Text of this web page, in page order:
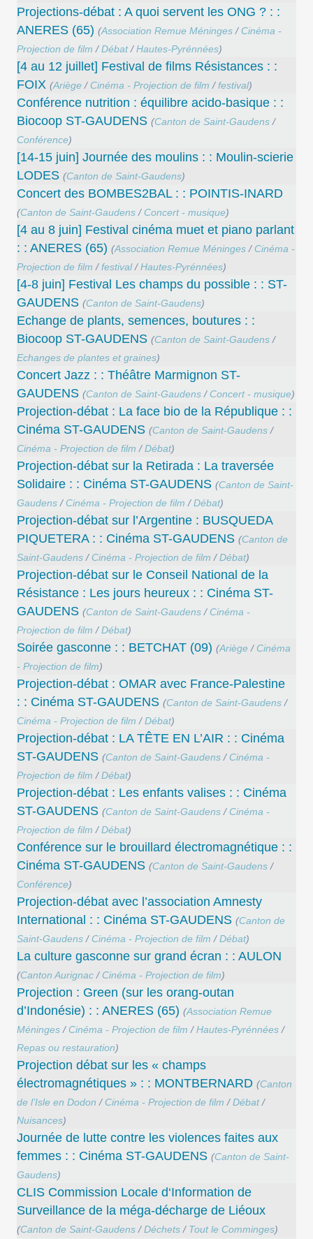
Projections-débat : A quoi servent les ONG ? : :
ANERES (65) (Association Remue Méninges/ Cinéma -
Projection de film /Débat/Hautes-Pyrénnées)
[4 au 12 juillet] Festival de films Résistances : :
FOIX (Ariège/ Cinéma - Projection de film /festival)
Conférence nutrition : équilibre acido-basique : :
Biocoop ST-GAUDENS (Canton de Saint-Gaudens/
Conférence)
[14-15 juin] Journée des moulins : : Moulin-scierie
LODES (Canton de Saint-Gaudens)
Concert des BOMBES2BAL : : POINTIS-INARD
(Canton de Saint-Gaudens/ Concert - musique)
[4 au 8 juin] Festival cinéma muet et piano parlant
: : ANERES (65) (Association Remue Méninges/ Cinéma -
Projection de film /festival/Hautes-Pyrénnées)
[4-8 juin] Festival Les champs du possible : : ST-
GAUDENS (Canton de Saint-Gaudens)
Echange de plants, semences, boutures : :
Biocoop ST-GAUDENS (Canton de Saint-Gaudens/
Echanges de plantes et graines)
Concert Jazz : : Théâtre Marmignon ST-
GAUDENS (Canton de Saint-Gaudens/ Concert - musique)
Projection-débat : La face bio de la République : :
Cinéma ST-GAUDENS (Canton de Saint-Gaudens/
Cinéma - Projection de film /Débat)
Projection-débat sur la Retirada : La traversée
Solidaire : : Cinéma ST-GAUDENS (Canton de Saint-
Gaudens/ Cinéma - Projection de film /Débat)
Projection-débat sur l’Argentine : BUSQUEDA
PIQUETERA : : Cinéma ST-GAUDENS (Canton de
Saint-Gaudens/ Cinéma - Projection de film /Débat)
Projection-débat sur le Conseil National de la
Résistance : Les jours heureux : : Cinéma ST-
GAUDENS (Canton de Saint-Gaudens/ Cinéma -
Projection de film /Débat)
Soirée gasconne : : BETCHAT (09) (Ariège/ Cinéma
- Projection de film)
Projection-débat : OMAR avec France-Palestine
: : Cinéma ST-GAUDENS (Canton de Saint-Gaudens/
Cinéma - Projection de film /Débat)
Projection-débat : LA TÊTE EN L’AIR : : Cinéma
ST-GAUDENS (Canton de Saint-Gaudens/ Cinéma -
Projection de film /Débat)
Projection-débat : Les enfants valises : : Cinéma
ST-GAUDENS (Canton de Saint-Gaudens/ Cinéma -
Projection de film /Débat)
Conférence sur le brouillard électromagnétique : :
Cinéma ST-GAUDENS (Canton de Saint-Gaudens/
Conférence)
Projection-débat avec l’association Amnesty
International : : Cinéma ST-GAUDENS (Canton de
Saint-Gaudens/ Cinéma - Projection de film /Débat)
La culture gasconne sur grand écran : : AULON
(Canton Aurignac/ Cinéma - Projection de film)
Projection : Green (sur les orang-outan
d’Indonésie) : : ANERES (65) (Association Remue
Méninges/ Cinéma - Projection de film /Hautes-Pyrénnées/
Repas ou restauration)
Projection débat sur les « champs
électromagnétiques » : : MONTBERNARD (Canton
de l’Isle en Dodon / Cinéma - Projection de film /Débat/
Nuisances)
Journée de lutte contre les violences faites aux
femmes : : Cinéma ST-GAUDENS (Canton de Saint-
Gaudens)
CLIS Commission Locale d‘Information de
Surveillance de la méga-décharge de Liéoux
(Canton de Saint-Gaudens/Déchets/ Tout le Comminges)